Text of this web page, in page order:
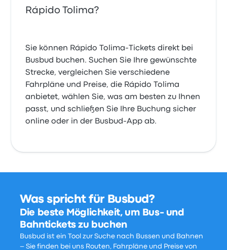
Rápido Tolima?
Sie können Rápido Tolima-Tickets direkt bei
Busbud buchen. Suchen Sie Ihre gewünschte
Strecke, vergleichen Sie verschiedene
Fahrpläne und Preise, die Rápido Tolima
anbietet, wählen Sie, was am besten zu Ihnen
passt, und schließen Sie Ihre Buchung sicher
online oder in der Busbud-App ab.
Was spricht für Busbud?
Die beste Möglichkeit, um Bus- und
Bahntickets zu buchen
Busbud ist ein Tool zur Suche nach Bussen und Bahnen
– Sie finden bei uns Routen, Fahrpläne und Preise von